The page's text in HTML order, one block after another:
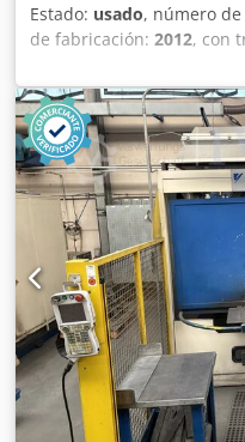
Estado: usado, número
de fabricación: 2012, con
kit antiestático, peso:
con sistema de
elevadora de tijera, mesa
con elementos plegables
sistema de escáner láser
comprimido ATLAS
refrigeración/unidad de
Hyperchill Hiross, R407c
defectuoso).